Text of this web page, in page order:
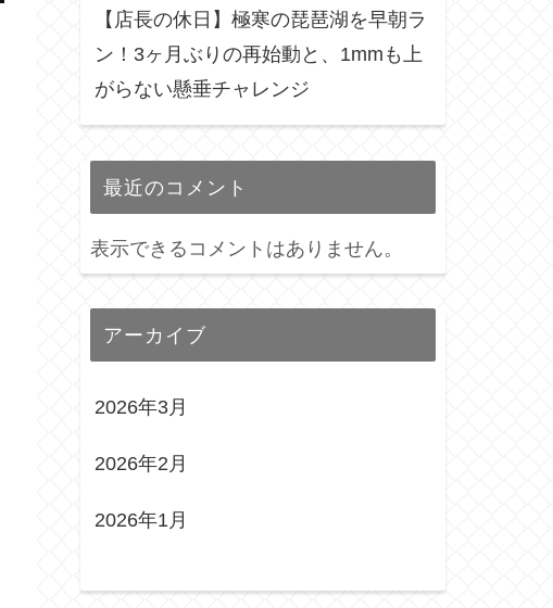
【店長の休日】極寒の琵琶湖を早朝ラ
ン！3ヶ月ぶりの再始動と、1mmも上
がらない懸垂チャレンジ
最近のコメント
表示できるコメントはありません。
アーカイブ
2026年3月
2026年2月
2026年1月